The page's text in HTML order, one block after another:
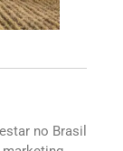
no Brasil